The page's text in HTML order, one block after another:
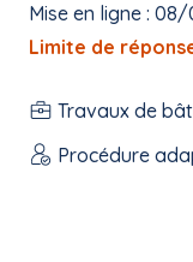
Mise en ligne :
Limite de
Travaux de
Procédure